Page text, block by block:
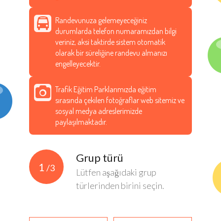
Randevunuza gelemeyeceğiniz
durumlarda telefon numaramızdan bilgi
veriniz, aksi taktirde sistem otomatik
olarak bir süreliğine randevu almanızı
engelleyecektir.
Trafik Eğitim Parklarımızda eğitim
sırasında çekilen fotoğraflar web sitemiz ve
sosyal medya adreslerimizde
paylaşılmaktadır.
1 /3
Grup türü
Lütfen aşağıdaki grup
türlerinden birini seçin.